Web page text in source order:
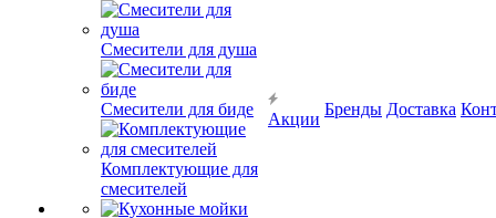
Смесители для душа
Смесители для биде
Комплектующие для
смесителей
Акции
Бренды Доставка